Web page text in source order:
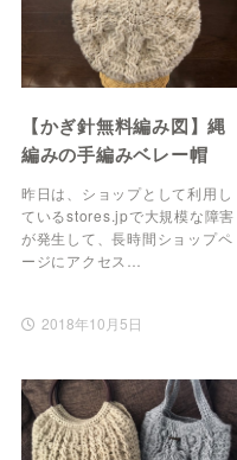
【かぎ針無料編み図】縄
編みの手編みベレー帽
昨日は、ショップとして利用し
ているstores.jpで大規模な障害
が発生して、長時間ショップペ
ージにアクセス…
2018年10月5日